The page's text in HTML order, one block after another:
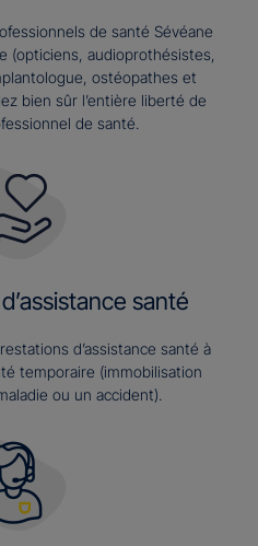
de santé Sévéane
(opticiens, audioprothésistes,
ostéopathes et
bien sûr l’entière liberté de
de santé.
santé
d’assistance santé à
temporaire (immobilisation
ou un accident).